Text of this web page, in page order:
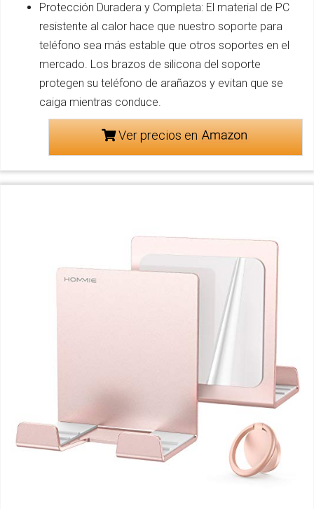
Protección Duradera y Completa: El material de PC
resistente al calor hace que nuestro soporte para
teléfono sea más estable que otros soportes en el
mercado. Los brazos de silicona del soporte
protegen su teléfono de arañazos y evitan que se
caiga mientras conduce.
Ver precios en